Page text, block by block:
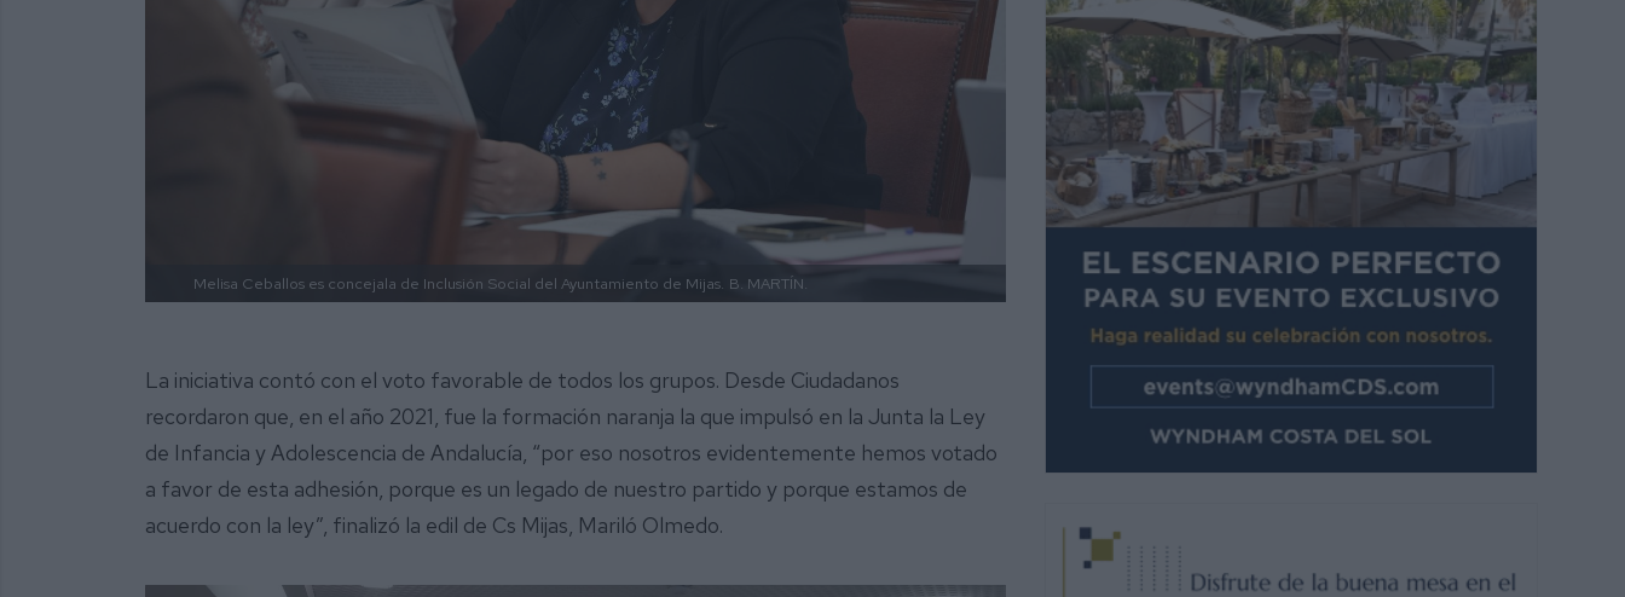
Melisa Ceballos es concejala de Inclusión Social del Ayuntamiento de Mijas. B. MARTÍN.
La iniciativa contó con el voto favorable de todos los grupos. Desde Ciudadanos
recordaron que, en el año 2021, fue la formación naranja la que impulsó en la Junta la Ley
de Infancia y Adolescencia de Andalucía, “por eso nosotros evidentemente hemos votado
a favor de esta adhesión, porque es un legado de nuestro partido y porque estamos de
acuerdo con la ley”, finalizó la edil de Cs Mijas, Mariló Olmedo.